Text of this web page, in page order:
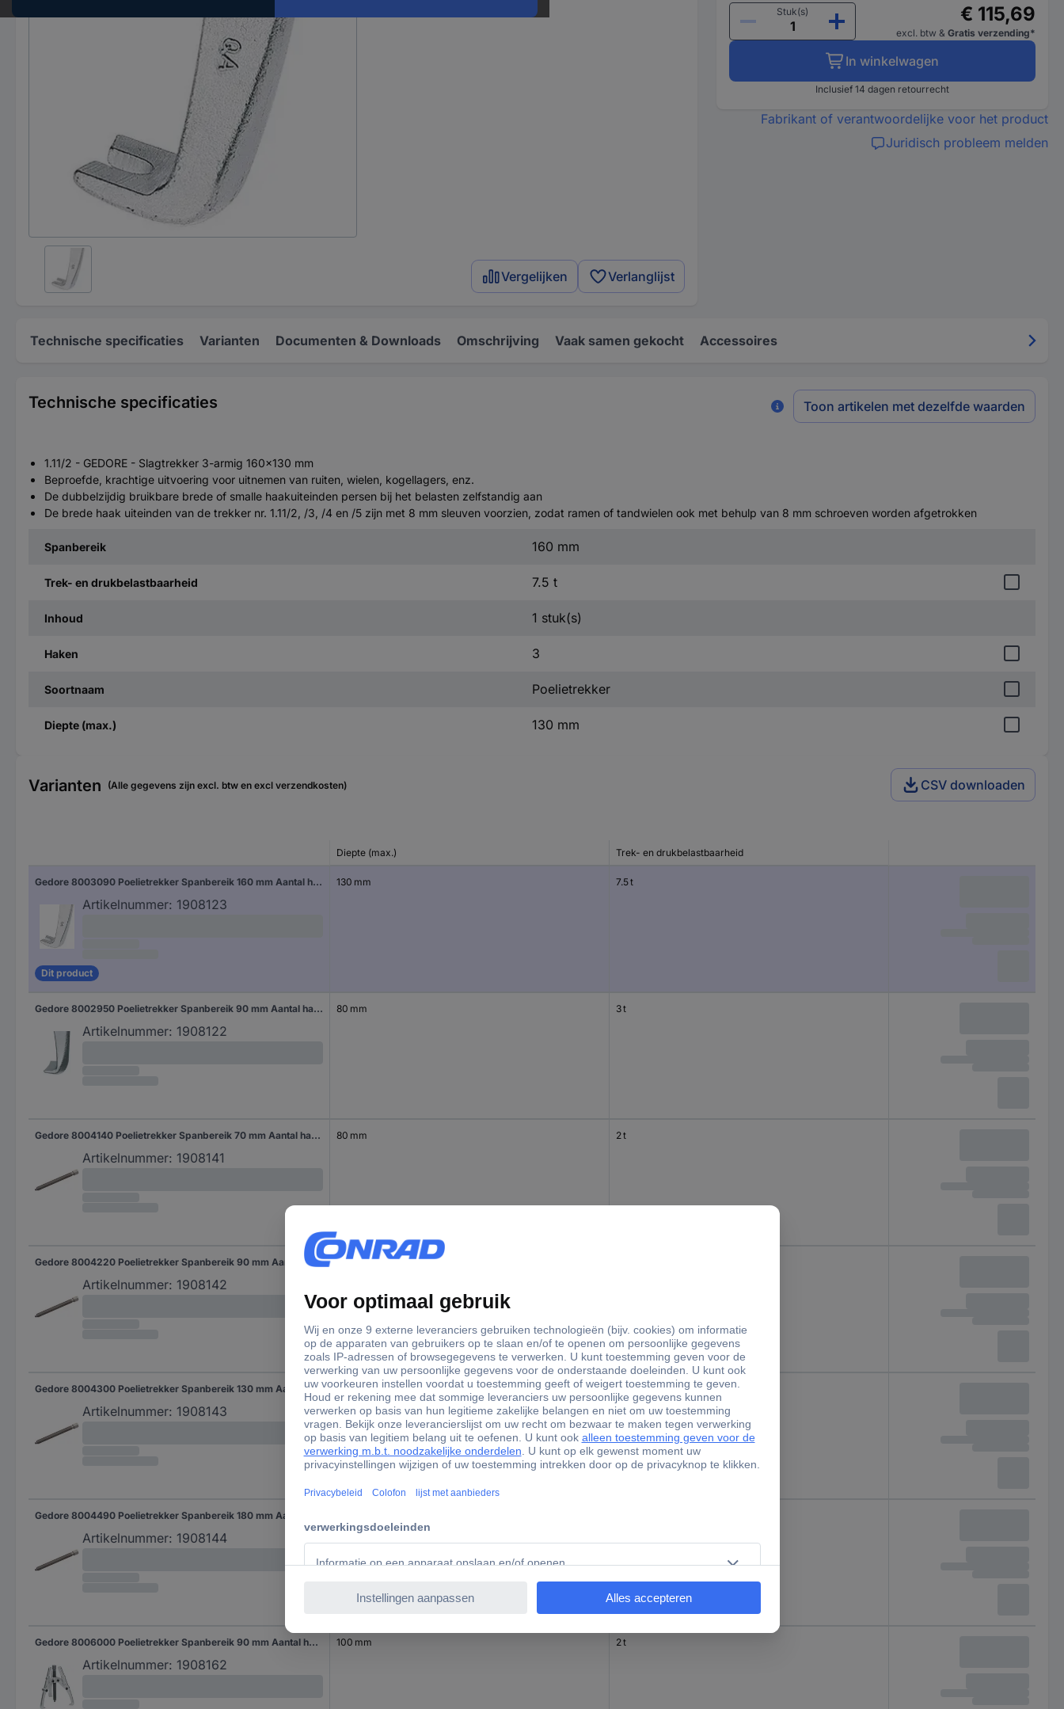
Vergelijken Verlanglijst
Stuk(s)
€ 115,69
excl. btw & Gratis verzending*
In winkelwagen
Inclusief 14 dagen retourrecht
Fabrikant of verantwoordelijke voor het product
Juridisch probleem melden
Technische specificaties Varianten Documenten & Downloads Omschrijving Vaak samen gekocht Accessoires
Technische specificaties Toon artikelen met dezelfde waarden
1.11/2 - GEDORE - Slagtrekker 3-armig 160x130 mm
Beproefde, krachtige uitvoering voor uitnemen van ruiten, wielen, kogellagers, enz.
De dubbelzijdig bruikbare brede of smalle haakuiteinden persen bij het belasten zelfstandig aan
De brede haak uiteinden van de trekker nr. 1.11/2, /3, /4 en /5 zijn met 8 mm sleuven voorzien, zodat ramen of tandwielen ook met behulp van 8 mm schroeven worden afgetrokken
Spanbereik 160 mm
Trek- en drukbelastbaarheid 7.5 t
Inhoud 1 stuk(s)
Haken 3
Soortnaam Poelietrekker
Diepte (max.) 130 mm
Varianten (Alle gegevens zijn excl. btw en excl verzendkosten) CSV downloaden
Diepte (max.) Trek- en drukbelastbaarheid
Gedore 8003090 Poelietrekker Spanbereik 160 mm Aantal haken 3
Artikelnummer: 1908123
Dit product
130 mm 7.5 t
Gedore 8002950 Poelietrekker Spanbereik 90 mm Aantal haken 3
Artikelnummer: 1908122
80 mm 3 t
Gedore 8004140 Poelietrekker Spanbereik 70 mm Aantal haken 3
Artikelnummer: 1908141
80 mm 2 t
Gedore 8004220 Poelietrekker Spanbereik 90 mm Aantal haken 3
Artikelnummer: 1908142
120 mm
Gedore 8004300 Poelietrekker Spanbereik 130 mm Aantal haken 3
Artikelnummer: 1908143
160 mm 7.5 t
Artikelnummer: 1908144
Gedore 8006000 Poelietrekker Spanbereik 90 mm Aantal haken 3
Artikelnummer: 1908162
100 mm 2 t